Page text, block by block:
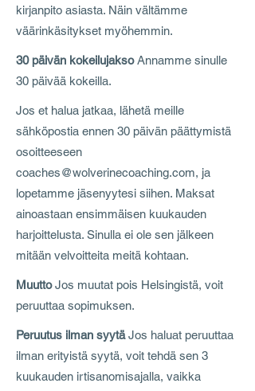
kirjanpito asiasta. Näin vältämme
väärinkäsitykset myöhemmin.
30 päivän kokeilujaksoAnnamme sinulle
30 päivää kokeilla.
Jos et halua jatkaa, lähetä meille
sähköpostia ennen 30 päivän päättymistä
osoitteeseen
coaches@wolverinecoaching.com, ja
lopetamme jäsenyytesi siihen. Maksat
ainoastaan ensimmäisen kuukauden
harjoittelusta. Sinulla ei ole sen jälkeen
mitään velvoitteita meitä kohtaan.
MuuttoJos muutat pois Helsingistä, voit
peruuttaa sopimuksen.
Peruutus ilman syytäJos haluat peruuttaa
ilman erityistä syytä, voit tehdä sen 3
kuukauden irtisanomisajalla, vaikka